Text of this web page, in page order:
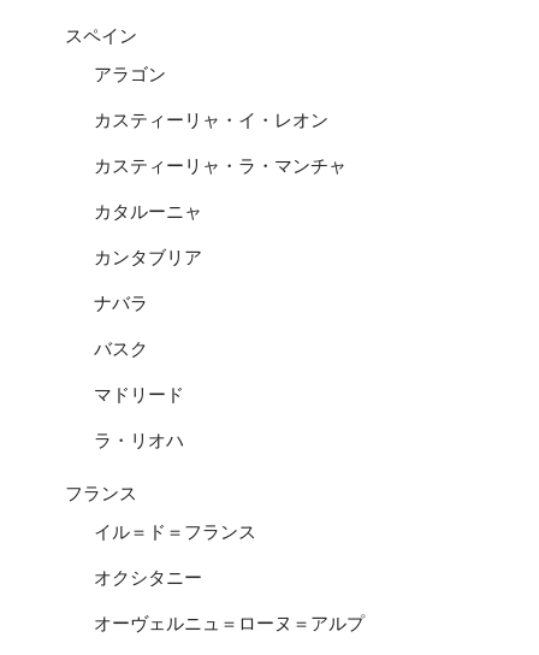
スペイン
アラゴン
カスティーリャ・イ・レオン
カスティーリャ・ラ・マンチャ
カタルーニャ
カンタブリア
ナバラ
バスク
マドリード
ラ・リオハ
フランス
イル＝ド＝フランス
オクシタニー
オーヴェルニュ＝ローヌ＝アルプ